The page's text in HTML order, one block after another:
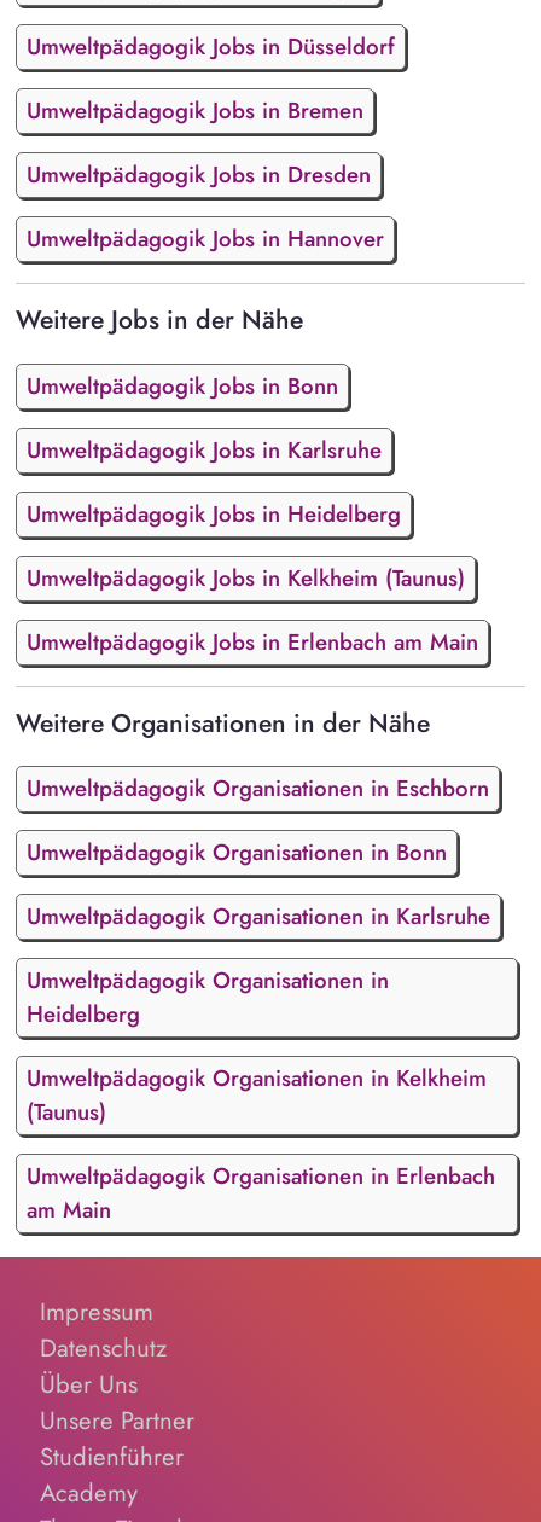
Umweltpädagogik Jobs in Düsseldorf
Umweltpädagogik Jobs in Bremen
Umweltpädagogik Jobs in Dresden
Umweltpädagogik Jobs in Hannover
Weitere Jobs in der Nähe
Umweltpädagogik Jobs in Bonn
Umweltpädagogik Jobs in Karlsruhe
Umweltpädagogik Jobs in Heidelberg
Umweltpädagogik Jobs in Kelkheim (Taunus)
Umweltpädagogik Jobs in Erlenbach am Main
Weitere Organisationen in der Nähe
Umweltpädagogik Organisationen in Eschborn
Umweltpädagogik Organisationen in Bonn
Umweltpädagogik Organisationen in Karlsruhe
Umweltpädagogik Organisationen in
Heidelberg
Umweltpädagogik Organisationen in Kelkheim
(Taunus)
Umweltpädagogik Organisationen in Erlenbach
am Main
Impressum
Datenschutz
Über Uns
Unsere Partner
Studienführer
Academy